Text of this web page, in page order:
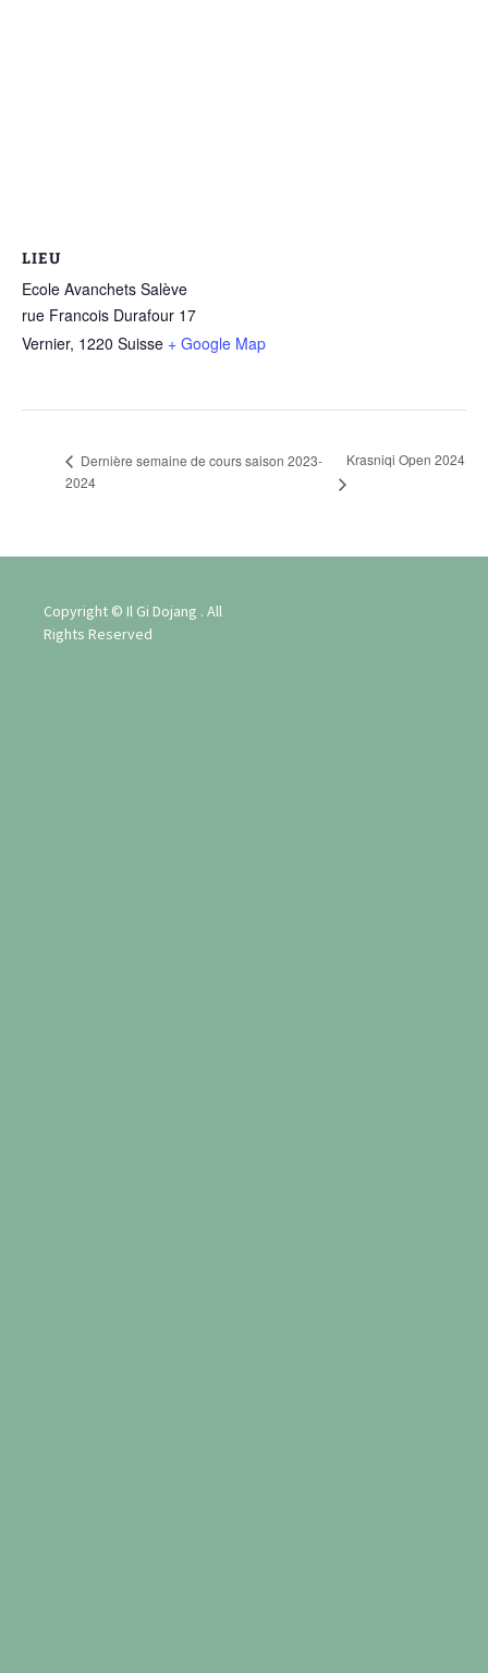
LIEU
Ecole Avanchets Salève
rue Francois Durafour 17
Vernier, 1220 Suisse + Google Map
Dernière semaine de cours saison 2023-
2024
Krasniqi Open 2024
Copyright © Il Gi Dojang . All
Rights Reserved